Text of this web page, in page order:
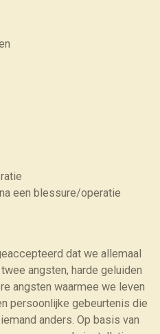
een blessure/operatie
dat we allemaal
angsten, harde geluiden
angsten waarmee we leven
persoonlijke gebeurtenis die
anders. Op basis van